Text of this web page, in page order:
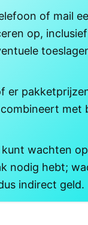
of mail
op,
er
met
wachten
nodig hebt;
indirect geld.